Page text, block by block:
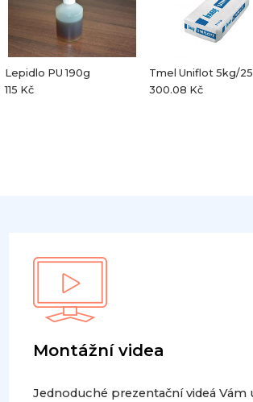
Lepidlo PU 190g
115 Kč
Tmel Uniflot 5kg/
300.08 Kč
Montážní videa
Jednoduché prezentační videá Vám